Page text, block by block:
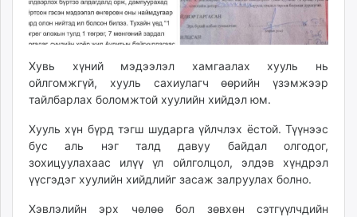
unread.today
Хувь хүний мэдээлэл хамгаалах хууль нь
ойлгомжгүй, хууль сахиулагч өөрийн үзэмжээр
тайлбарлах боломжтой хуулийн хийдэл юм.
Хууль хүн бүрд тэгш шударга үйлчлэх ёстой. Түүнээс
бус аль нэг талд давуу байдал олгодог,
зохицуулахаас илүү үл ойлголцол, элдэв хүндрэл
үүсгэдэг хуулийн хийдлийг засаж залруулах болно.
Хэвлэлийн эрх чөлөө бол зөвхөн сэтгүүлчдийн